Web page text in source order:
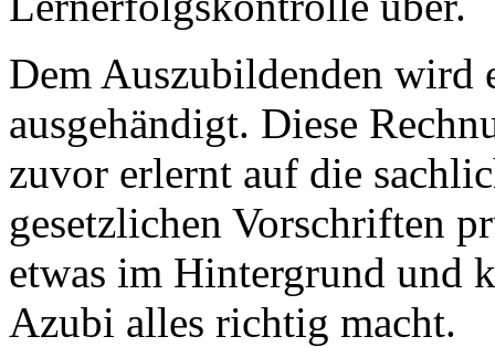
Dem Auszubildenden wird
ausgehändigt. Diese
zuvor erlernt auf die
gesetzlichen Vorschriften
etwas im Hintergrund und
Azubi alles richtig macht.